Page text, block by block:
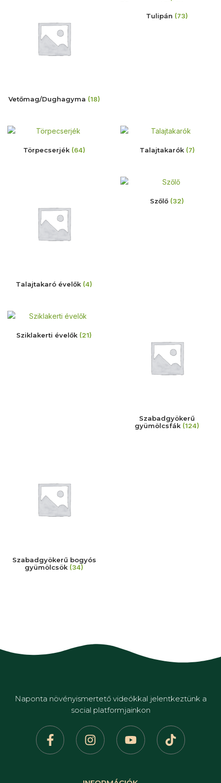
Vetőmag/Dughagyma (18)
Tulipán (73)
Törpecserjék (64) Talajtakarók (7)
Talajtakaró évelők (4)
Szőlő (32)
Sziklakerti évelők (21)
Szabadgyökerű
gyümölcsfák (124)
Szabadgyökerű bogyós
gyümölcsök (34)
Naponta növényismertető videókkal jelentkeztünk a
social platformjainkon